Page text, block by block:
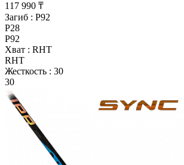
117 990 ₸
Загиб : P92
P28
P92
Хват : RHT
RHT
Жесткость : 30
30